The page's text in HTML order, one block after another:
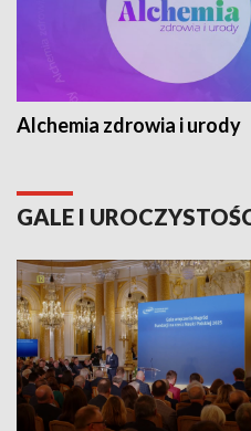
Alchemia zdrowia i urody
GALE I